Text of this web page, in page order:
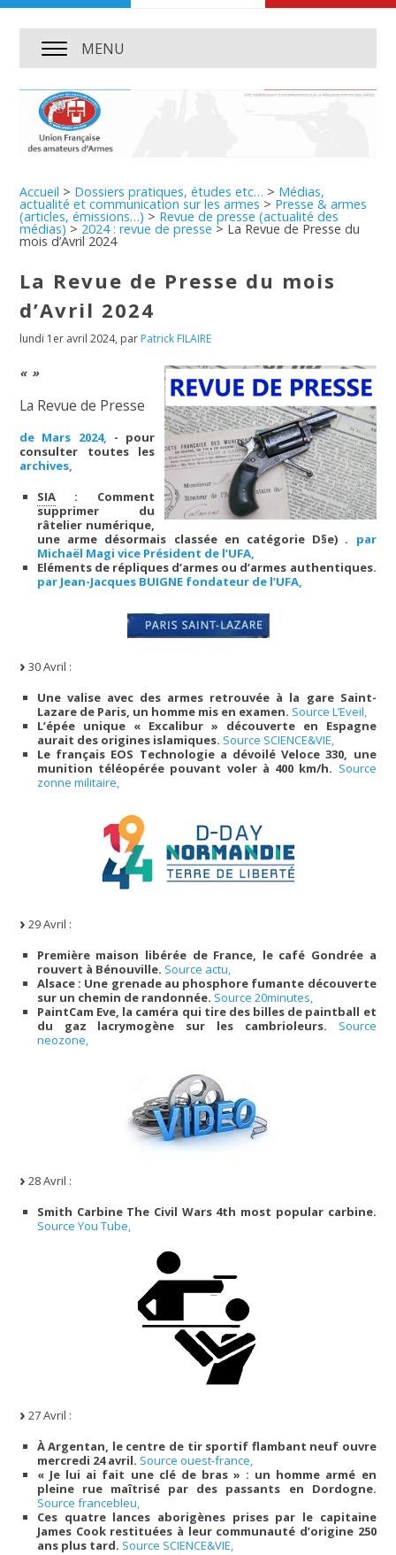
MENU
Accueil > Dossiers pratiques, études etc… > Médias,
actualité et communication sur les armes > Presse & armes
(articles, émissions…) > Revue de presse (actualité des
médias)> 2024 : revue de presse > La Revue de Presse du
mois d’Avril 2024
La Revue de Presse du mois
d’Avril 2024
lundi 1er avril 2024, par Patrick FILAIRE
La Revue de Presse
de Mars 2024, - pour
consulter toutes les
archives,
SIA: Comment
supprimer du
râtelier numérique,
une arme désormais classée en catégorie D§e) . par
Michaël Magi vice Président de l’UFA,
Eléments de répliques d’armes ou d’armes authentiques.
par Jean-Jacques BUIGNE fondateur de l’UFA,
30 Avril :
Une valise avec des armes retrouvée à la gare Saint-
Lazare de Paris, un homme mis en examen. Source L’Eveil,
L’épée unique « Excalibur » découverte en Espagne
aurait des origines islamiques. Source SCIENCE&VIE,
Le français EOS Technologie a dévoilé Veloce 330, une
munition téléopérée pouvant voler à 400 km/h. Source
zonne militaire,
29 Avril :
Première maison libérée de France, le café Gondrée a
rouvert à Bénouville. Source actu,
Alsace : Une grenade au phosphore fumante découverte
sur un chemin de randonnée. Source 20minutes,
PaintCam Eve, la caméra qui tire des billes de paintball et
du gaz lacrymogène sur les cambrioleurs. Source
neozone,
28 Avril :
Smith Carbine The Civil Wars 4th most popular carbine.
Source You Tube,
27 Avril :
À Argentan, le centre de tir sportif flambant neuf ouvre
mercredi 24 avril. Source ouest-france,
« Je lui ai fait une clé de bras » : un homme armé en
pleine rue maîtrisé par des passants en Dordogne.
Source francebleu,
Ces quatre lances aborigènes prises par le capitaine
James Cook restituées à leur communauté d’origine 250
ans plus tard. Source SCIENCE&VIE,